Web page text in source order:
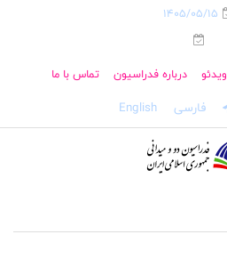
1405/05/15
ویدئو درباره فدراسیون تماس با ما
فارسی English